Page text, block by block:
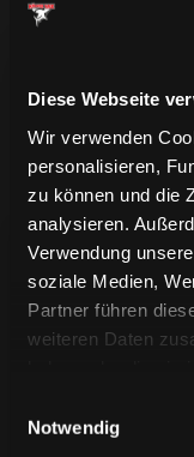
Diese Webseite
Wir verwenden
personalisieren,
zu können und die
analysieren.
Verwendung
soziale Medien,
Partner führen
weiteren Daten
Notwendig